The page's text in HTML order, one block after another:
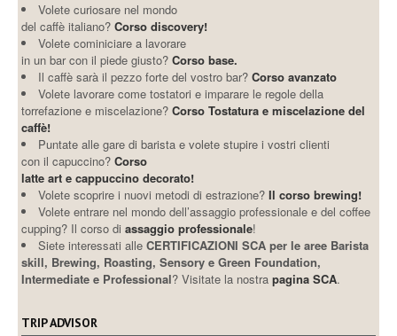
Volete curiosare nel mondo
del caffè italiano? Corso discovery!
Volete cominiciare a lavorare
in un bar con il piede giusto? Corso base.
Il caffè sarà il pezzo forte del vostro bar?Corso avanzato
Volete lavorare come tostatori e imparare le regole della
torrefazione e miscelazione?Corso Tostatura e miscelazione del
caffè!
Puntate alle gare di barista e volete stupire i vostri clienti
con il capuccino?Corso
latte art e cappuccino decorato!
Volete scoprire i nuovi metodi di estrazione?Il corso brewing!
Volete entrare nel mondo dell’assaggio professionale e del coffee
cupping? Il corso diassaggio professionale!
Siete interessati alleCERTIFICAZIONI SCA per le aree Barista
skill, Brewing, Roasting, Sensory e Green Foundation,
Intermediate e Professional? Visitate la nostrapagina SCA.
TRIP ADVISOR